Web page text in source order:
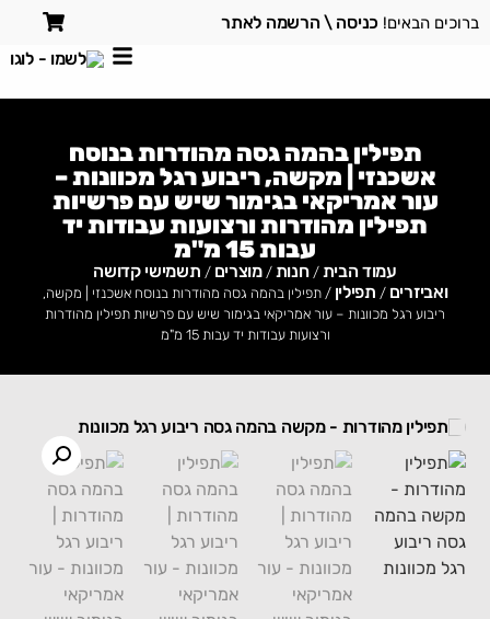
ברוכים הבאים! כניסה \ הרשמה לאתר
תפילין בהמה גסה מהודרות בנוסח
אשכנזי | מקשה, ריבוע רגל מכוונות –
עור אמריקאי בגימור שיש עם פרשיות
תפילין מהודרות ורצועות עבודות יד
עבות 15 מ"מ
עמוד הבית /חנות /מוצרים / תשמישי קדושה
ואביזרים / תפילין / תפילין בהמה גסה מהודרות בנוסח אשכנזי | מקשה,
ריבוע רגל מכוונות – עור אמריקאי בגימור שיש עם פרשיות תפילין מהודרות
ורצועות עבודות יד עבות 15 מ"מ